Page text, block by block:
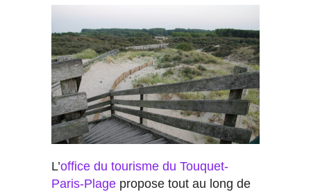
L’office du tourisme du Touquet-
Paris-Plage propose tout au long de